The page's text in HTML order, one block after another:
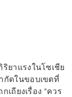
ยาแรงในโซเชีย
กัดในขอบเขตที่
ถียงเรื่อง “ควร